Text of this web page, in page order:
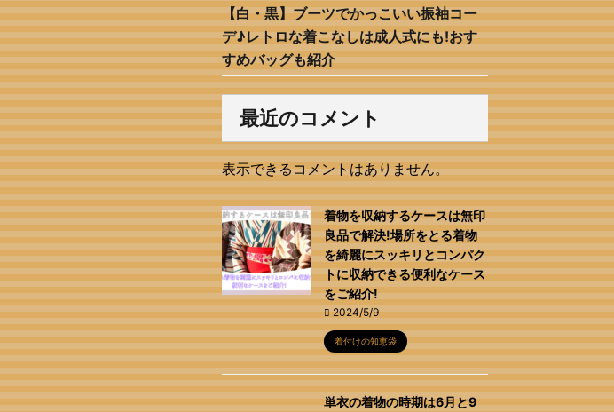
【白・黒】ブーツでかっこいい振袖コー
デ♪レトロな着こなしは成人式にも!おす
すめバッグも紹介
最近のコメント
表示できるコメントはありません。
着物を収納するケースは無印
良品で解決!場所をとる着物
を綺麗にスッキリとコンパク
トに収納できる便利なケース
をご紹介!
2024/5/9
着付けの知恵袋
単衣の着物の時期は6月と9